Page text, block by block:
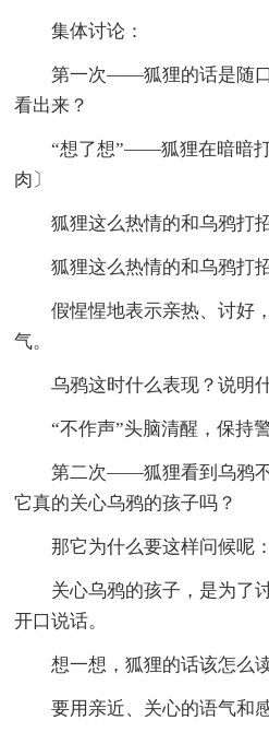
集体讨论：
第一次——狐狸的话是随
看出来？
“想了想”——狐狸在暗暗
肉〕
狐狸这么热情的和乌鸦打
狐狸这么热情的和乌鸦打
假惺惺地表示亲热、讨好
气。
乌鸦这时什么表现？说明
“不作声”头脑清醒，保持警
第二次——狐狸看到乌鸦
它真的关心乌鸦的孩子吗？
那它为什么要这样问候呢：
关心乌鸦的孩子，是为了
开口说话。
想一想，狐狸的话该怎么
要用亲近、关心的语气和